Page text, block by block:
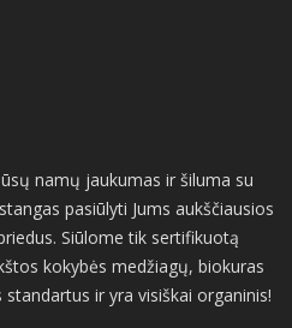
namų jaukumas ir šiluma su
pasiūlyti Jums aukščiausios
Siūlome tik sertifikuotą
kokybės medžiagų, biokuras
ir yra visiškai organinis!